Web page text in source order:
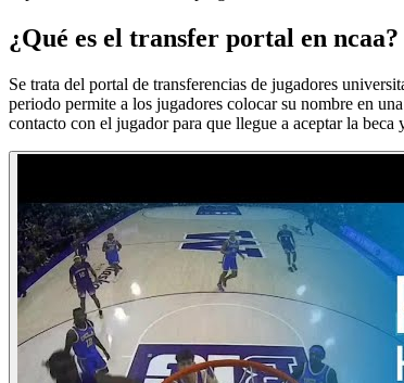
¿Qué es el transfer portal en ncaa?
Se trata del portal de transferencias de jugadores
periodo permite a los jugadores colocar su nombre en
contacto con el jugador para que llegue a aceptar la beca